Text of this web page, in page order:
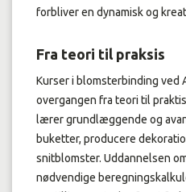
forbliver en dynamisk og
Fra teori til praksis
Kurser i blomsterbinding ved
overgangen fra teori til
lærer grundlæggende og
buketter, producere
snitblomster. Uddannelsen
nødvendige